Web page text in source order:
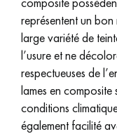
représentent un
large variété de
l’usure et ne
respectueuses de
lames en composite
conditions
également facilité